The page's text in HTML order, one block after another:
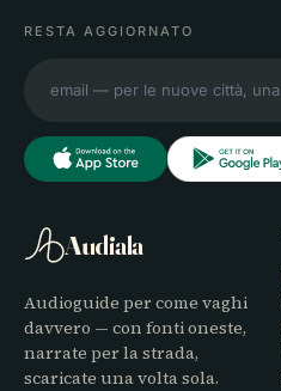
RESTA AGGIORNATO
Audiala
Audioguide per come vaghi
davvero — con fonti oneste,
narrate per la strada,
scaricate una volta sola.